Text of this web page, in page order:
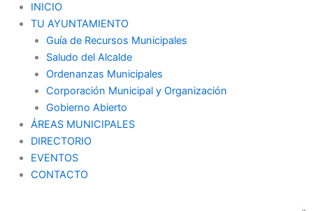
INICIO
TU AYUNTAMIENTO
Guía de Recursos Municipales
Saludo del Alcalde
Ordenanzas Municipales
Corporación Municipal y Organización
Gobierno Abierto
ÁREAS MUNICIPALES
DIRECTORIO
EVENTOS
CONTACTO